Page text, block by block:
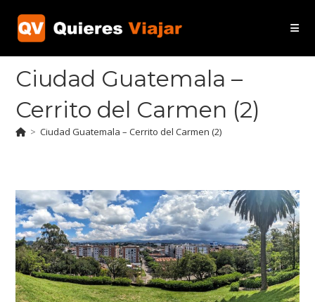
contenido
Ciudad Guatemala –
Cerrito del Carmen (2)
> Ciudad Guatemala – Cerrito del Carmen (2)